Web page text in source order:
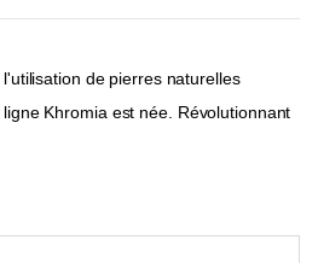
de pierres naturelles
Khromia est née. Révolutionnant